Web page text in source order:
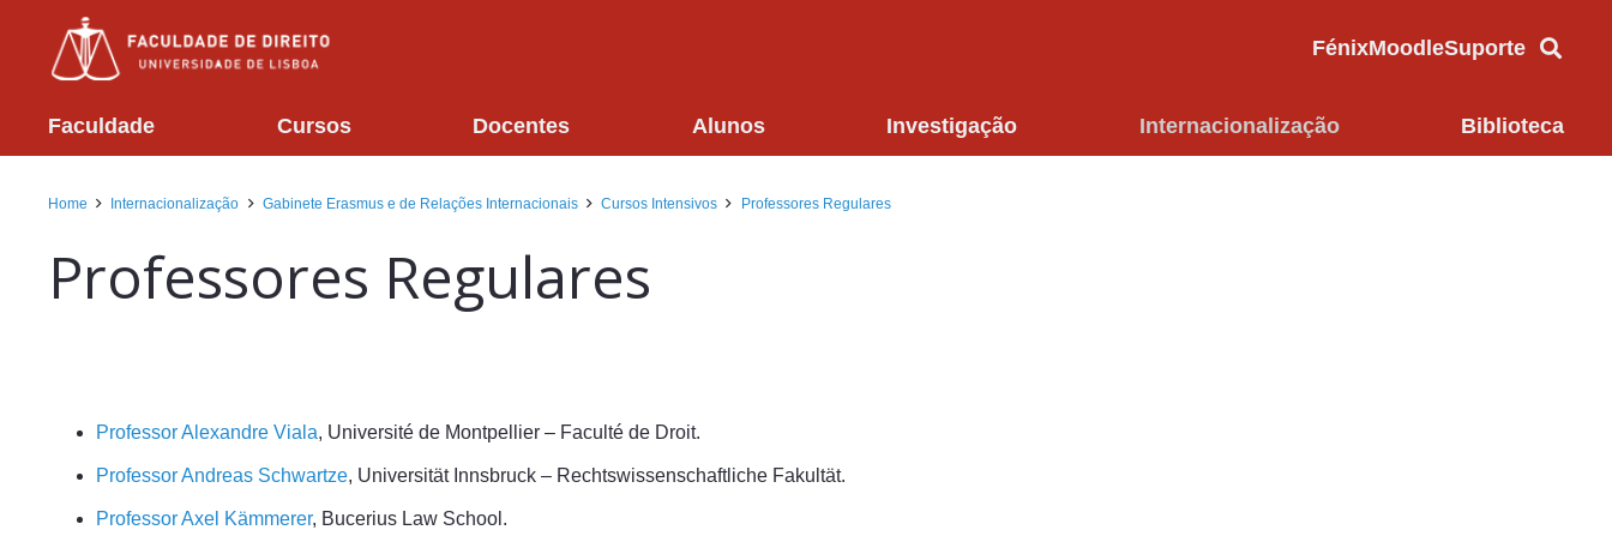
FénixMoodleSuporte
Faculdade Cursos Docentes Alunos Investigação Internacionalização Biblioteca
Home Internacionalização Gabinete Erasmus e de Relações Internacionais Cursos Intensivos Professores Regulares
Professores Regulares
Professor Alexandre Viala, Université de Montpellier – Faculté de Droit.
Professor Andreas Schwartze, Universität Innsbruck – Rechtswissenschaftliche Fakultät.
Professor Axel Kämmerer, Bucerius Law School.